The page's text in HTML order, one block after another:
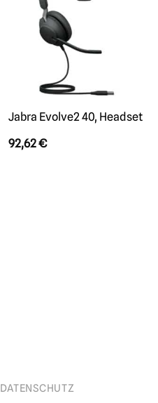
Jabra Evolve2 40, Headset
92,62€
DATENSCHUTZ